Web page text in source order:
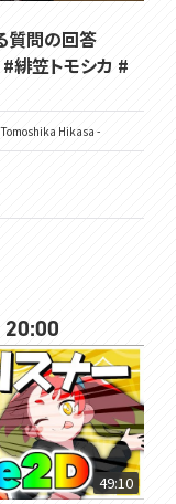
質問の回答
笠トモシカ #
Tomoshika Hikasa -
49:10